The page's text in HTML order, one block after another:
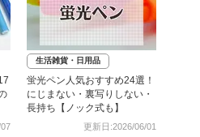
生活雑貨・日用品
蛍光ペン人気おすすめ24選！
にじまない・裏写りしない・
長持ち【ノック式も】
更新日:2026/06/01